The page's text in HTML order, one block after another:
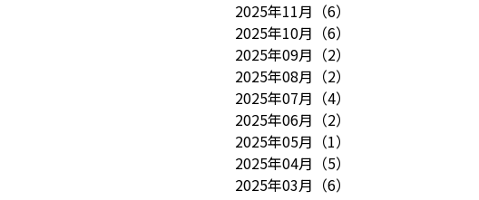
2025年11月 （6）
2025年10月 （6）
2025年09月 （2）
2025年08月 （2）
2025年07月 （4）
2025年06月 （2）
2025年05月 （1）
2025年04月 （5）
2025年03月 （6）